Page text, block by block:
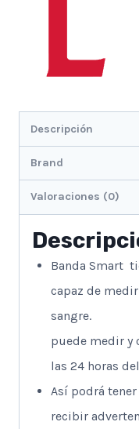
Descripción
Brand
Valoraciones (0)
Banda Smart
capaz de
sangre.
puede medir y
las 24 horas
Así podrá
recibir